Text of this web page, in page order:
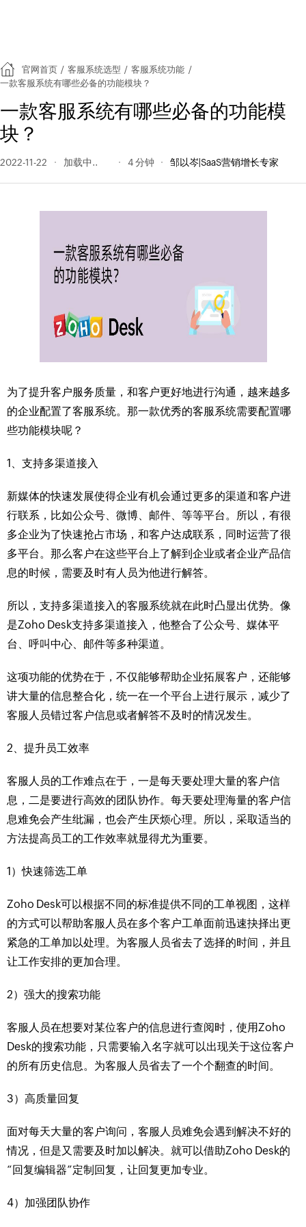
官网首页 / 客服系统选型 / 客服系统功能 /
一款客服系统有哪些必备的功能模块？
一款客服系统有哪些必备的功能模
块？
2022-11-22 265 阅读量 4 分钟 邹以岑|SaaS营销增长专家
为了提升客户服务质量，和客户更好地进行沟通，越来越多
的企业配置了客服系统。那一款优秀的客服系统需要配置哪
些功能模块呢？
1、支持多渠道接入
新媒体的快速发展使得企业有机会通过更多的渠道和客户进
行联系，比如公众号、微博、邮件、等等平台。所以，有很
多企业为了快速抢占市场，和客户达成联系，同时运营了很
多平台。那么客户在这些平台上了解到企业或者企业产品信
息的时候，需要及时有人员为他进行解答。
所以，支持多渠道接入的客服系统就在此时凸显出优势。像
是Zoho Desk支持多渠道接入，他整合了公众号、媒体平
台、呼叫中心、邮件等多种渠道。
这项功能的优势在于，不仅能够帮助企业拓展客户，还能够
讲大量的信息整合化，统一在一个平台上进行展示，减少了
客服人员错过客户信息或者解答不及时的情况发生。
2、提升员工效率
客服人员的工作难点在于，一是每天要处理大量的客户信
息，二是要进行高效的团队协作。每天要处理海量的客户信
息难免会产生纰漏，也会产生厌烦心理。所以，采取适当的
方法提高员工的工作效率就显得尤为重要。
1）快速筛选工单
Zoho Desk可以根据不同的标准提供不同的工单视图，这样
的方式可以帮助客服人员在多个客户工单面前迅速抉择出更
紧急的工单加以处理。为客服人员省去了选择的时间，并且
让工作安排的更加合理。
2）强大的搜索功能
客服人员在想要对某位客户的信息进行查阅时，使用Zoho
Desk的搜索功能，只需要输入名字就可以出现关于这位客户
的所有历史信息。为客服人员省去了一个个翻查的时间。
3）高质量回复
面对每天大量的客户询问，客服人员难免会遇到解决不好的
情况，但是又需要及时加以解决。就可以借助Zoho Desk的
“回复编辑器”定制回复，让回复更加专业。
4）加强团队协作